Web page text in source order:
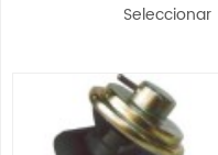
Seleccionar